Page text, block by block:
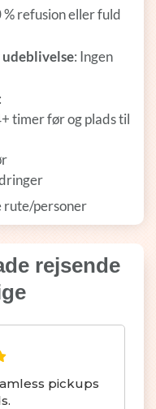
% refusion eller fuld
: Ingen
:
timer før og plads til
rute/personer
rejsende
Brazil to